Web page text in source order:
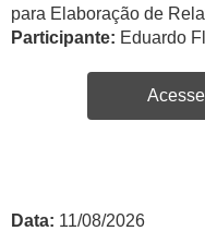
para Elaboração de
Participante: Eduardo
Data: 11/08/2026